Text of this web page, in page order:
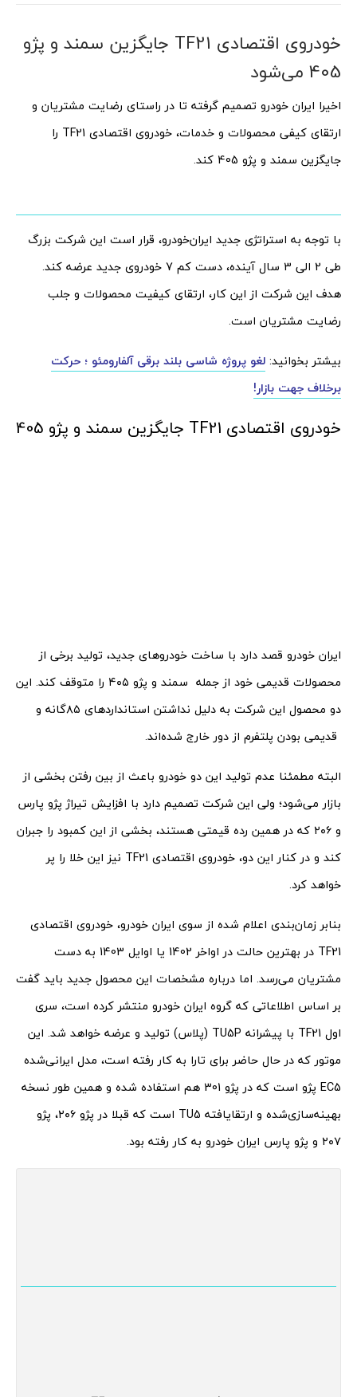
خودروی اقتصادی TF21 جایگزین سمند و پژو
405 می‌شود
اخیرا ایران خودرو تصمیم گرفته تا در راستای رضایت مشتریان و
ارتقای کیفی محصولات و خدمات، خودروی اقتصادی TF21 را
جایگزین سمند و پژو 405 کند.
با توجه به استراتژی جدید ایران‌خودرو، قرار است این شرکت بزرگ
طی 2 الی 3 سال آینده، دست کم 7 خودروی جدید عرضه کند.
هدف این شرکت از این کار، ارتقای کیفیت محصولات و جلب
رضایت مشتریان است.
بیشتر بخوانید: لغو پروژه شاسی بلند برقی آلفارومئو ؛ حرکت
برخلاف جهت بازار!
خودروی اقتصادی TF21 جایگزین سمند و پژو 405
ایران خودرو قصد دارد با ساخت خودروهای جدید، تولید برخی از
محصولات قدیمی خود از جمله سمند و پژو ۴۰۵ را متوقف کند. این
دو محصول این شرکت به دلیل نداشتن استانداردهای ۸۵گانه و
قدیمی بودن پلتفرم از دور خارج شده‌اند.
البته مطمئنا عدم تولید این دو خودرو باعث از بین رفتن بخشی از
بازار می‌شود؛ ولی این شرکت تصمیم دارد با افزایش تیراژ پژو پارس
و ۲۰۶ که در همین رده قیمتی هستند، بخشی از این کمبود را جبران
کند و در کنار این دو، خودروی اقتصادی TF21 نیز این خلا را پر
خواهد کرد.
بنابر زمان‌بندی اعلام شده از سوی ایران خودرو، خودروی اقتصادی
TF21 در بهترین حالت در اواخر 1402 یا اوایل 1403 به دست
مشتریان می‌رسد. اما درباره مشخصات این محصول جدید باید گفت
بر اساس اطلاعاتی که گروه ایران خودرو منتشر کرده است، سری
اول TF21 با پیشرانه TU5P (پلاس) تولید و عرضه خواهد شد. این
موتور که در حال حاضر برای تارا به کار رفته است، مدل ایرانی‌شده
EC5 پژو است که در پژو 301 هم استفاده شده و همین طور نسخه
بهینه‌سازی‌شده و ارتقایافته TU5 است که قبلا در پژو ۲۰۶، پژو
۲۰۷ و پژو پارس ایران خودرو به کار رفته بود.